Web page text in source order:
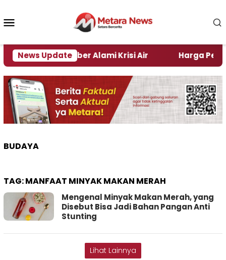
konten
News Update
di Jember Alami Krisi Air Harga
BUDAYA
TAG:MANFAAT MINYAK MAKAN MERAH
Mengenal Minyak Makan Merah, yang
Disebut Bisa Jadi Bahan Pangan Anti
Stunting
Lihat Lainnya